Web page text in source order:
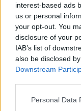
interest-based ads
us or personal
your opt-out. You
disclosure of your
IAB’s list of
also be disclosed
Downstream
Personal Data
Β' Εθνική
COMMENTS